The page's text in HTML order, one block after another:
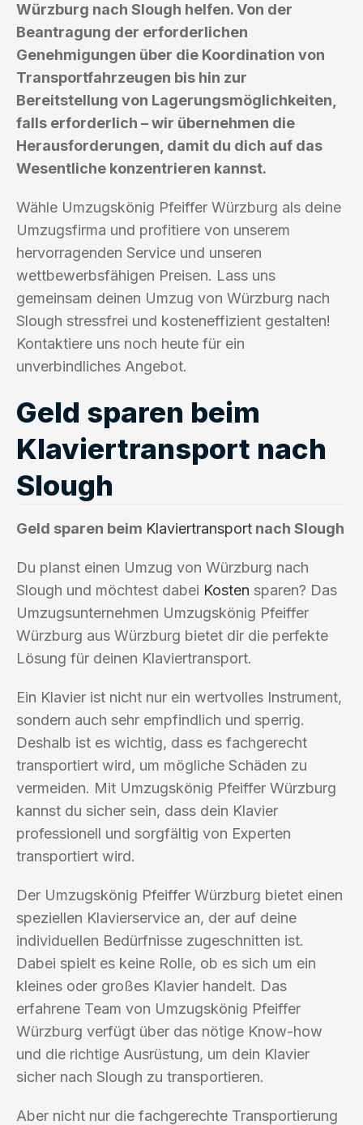
Würzburg nach Slough helfen. Von der
Beantragung der erforderlichen
Genehmigungen über die Koordination von
Transportfahrzeugen bis hin zur
Bereitstellung von Lagerungsmöglichkeiten,
falls erforderlich – wir übernehmen die
Herausforderungen, damit du dich auf das
Wesentliche konzentrieren kannst.
Wähle Umzugskönig Pfeiffer Würzburg als deine
Umzugsfirma und profitiere von unserem
hervorragenden Service und unseren
wettbewerbsfähigen Preisen. Lass uns
gemeinsam deinen Umzug von Würzburg nach
Slough stressfrei und kosteneffizient gestalten!
Kontaktiere uns noch heute für ein
unverbindliches Angebot.
Geld sparen beim
Klaviertransport nach
Slough
Geld sparen beim Klaviertransport nach Slough
Du planst einen Umzug von Würzburg nach
Slough und möchtest dabei Kosten sparen? Das
Umzugsunternehmen Umzugskönig Pfeiffer
Würzburg aus Würzburg bietet dir die perfekte
Lösung für deinen Klaviertransport.
Ein Klavier ist nicht nur ein wertvolles Instrument,
sondern auch sehr empfindlich und sperrig.
Deshalb ist es wichtig, dass es fachgerecht
transportiert wird, um mögliche Schäden zu
vermeiden. Mit Umzugskönig Pfeiffer Würzburg
kannst du sicher sein, dass dein Klavier
professionell und sorgfältig von Experten
transportiert wird.
Der Umzugskönig Pfeiffer Würzburg bietet einen
speziellen Klavierservice an, der auf deine
individuellen Bedürfnisse zugeschnitten ist.
Dabei spielt es keine Rolle, ob es sich um ein
kleines oder großes Klavier handelt. Das
erfahrene Team von Umzugskönig Pfeiffer
Würzburg verfügt über das nötige Know-how
und die richtige Ausrüstung, um dein Klavier
sicher nach Slough zu transportieren.
Aber nicht nur die fachgerechte Transportierung